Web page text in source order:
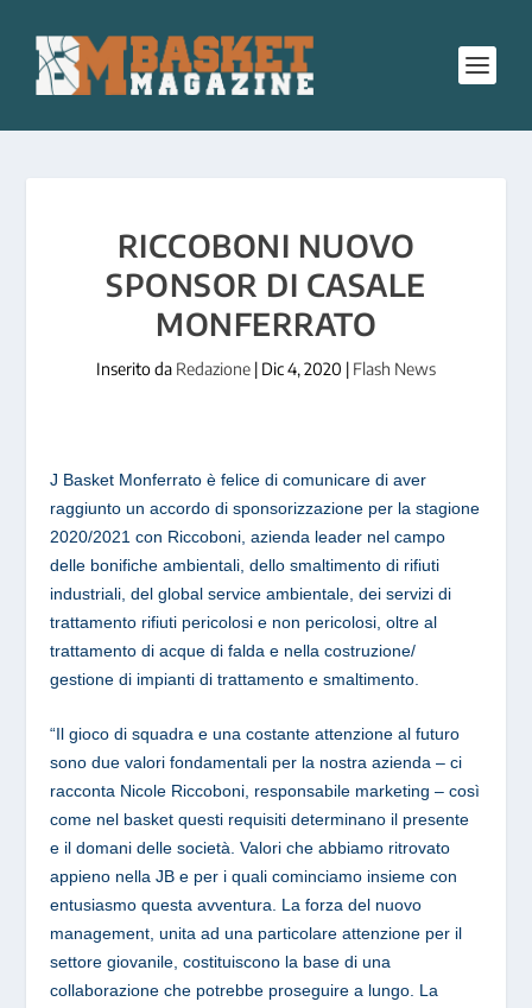
RICCOBONI NUOVO
SPONSOR DI CASALE
MONFERRATO
Inserito da Redazione | Dic 4, 2020 | Flash News
J Basket Monferrato è felice di comunicare di aver
raggiunto un accordo di sponsorizzazione per la stagione
2020/2021 con Riccoboni, azienda leader nel campo
delle bonifiche ambientali, dello smaltimento di rifiuti
industriali, del global service ambientale, dei servizi di
trattamento rifiuti pericolosi e non pericolosi, oltre al
trattamento di acque di falda e nella costruzione/
gestione di impianti di trattamento e smaltimento.
“Il gioco di squadra e una costante attenzione al futuro
sono due valori fondamentali per la nostra azienda – ci
racconta Nicole Riccoboni, responsabile marketing – così
come nel basket questi requisiti determinano il presente
e il domani delle società. Valori che abbiamo ritrovato
appieno nella JB e per i quali cominciamo insieme con
entusiasmo questa avventura. La forza del nuovo
management, unita ad una particolare attenzione per il
settore giovanile, costituiscono la base di una
collaborazione che potrebbe proseguire a lungo. La